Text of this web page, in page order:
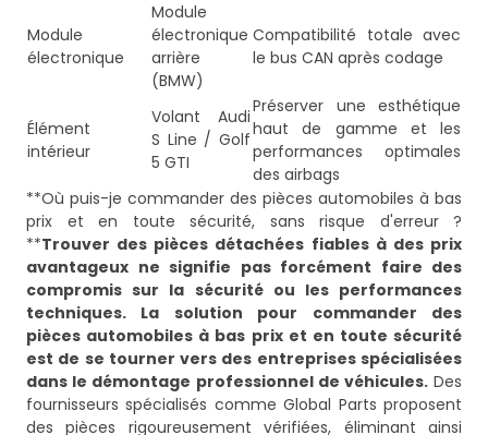
Module
électronique
Module
électronique
arrière
(BMW)
Compatibilité totale avec
le bus CAN après codage
Élément
intérieur
Volant Audi
S Line / Golf
5 GTI
Préserver une esthétique
haut de gamme et les
performances optimales
des airbags
**Où puis-je commander des pièces automobiles à bas
prix et en toute sécurité, sans risque d'erreur ?
**Trouver des pièces détachées fiables à des prix
avantageux ne signifie pas forcément faire des
compromis sur la sécurité ou les performances
techniques. La solution pour commander des
pièces automobiles à bas prix et en toute sécurité
est de se tourner vers des entreprises spécialisées
dans le démontage professionnel de véhicules.Des
fournisseurs spécialisés comme Global Parts proposent
des pièces rigoureusement vérifiées, éliminant ainsi